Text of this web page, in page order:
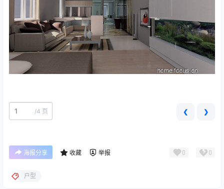
/4 页 ❮ ❯
海报分享 收藏 举报 0 0
户型